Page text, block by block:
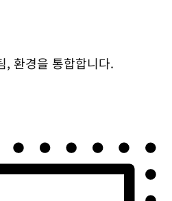
, 환경을 통합합니다.